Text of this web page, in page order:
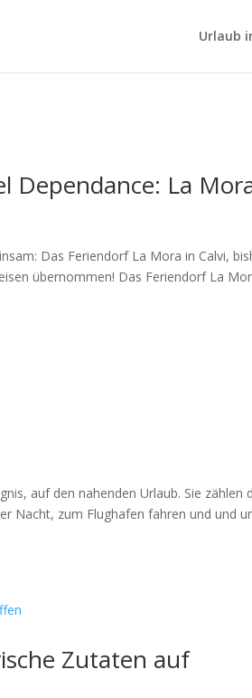
Urlaub
Dependance: La
Das Feriendorf La Mora in Calvi,
übernommen! Das Feriendorf La
auf den nahenden Urlaub. Sie zählen
Nacht, zum Flughafen fahren und und
Zutaten auf